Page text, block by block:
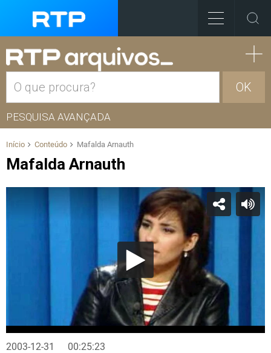
OK
PESQUISA AVANÇADA
Início Conteúdo Mafalda Arnauth
Mafalda Arnauth
2003-12-31 00:25:23